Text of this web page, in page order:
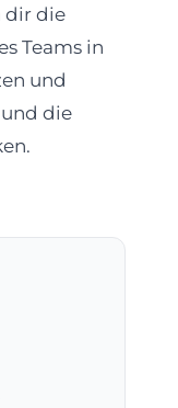
dir die
Teams in
und
die